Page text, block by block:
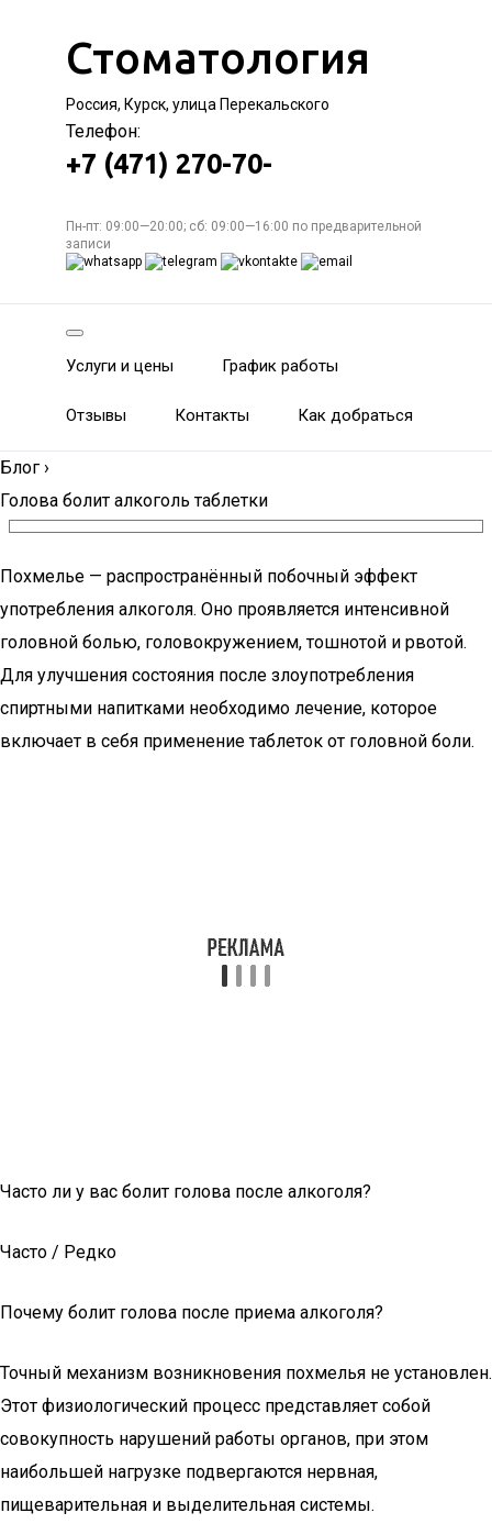
Стоматология
Россия, Курск, улица Перекальского
Телефон:
+7 (471) 270-70-
Пн-пт: 09:00—20:00; сб: 09:00—16:00 по предварительной
записи
Услуги и цены График работы
Отзывы Контакты Как добраться
Блог ›
Голова болит алкоголь таблетки
Похмелье — распространённый побочный эффект
употребления алкоголя. Оно проявляется интенсивной
головной болью, головокружением, тошнотой и рвотой.
Для улучшения состояния после злоупотребления
спиртными напитками необходимо лечение, которое
включает в себя применение таблеток от головной боли.
Часто ли у вас болит голова после алкоголя?
Часто / Редко
Почему болит голова после приема алкоголя?
Точный механизм возникновения похмелья не установлен.
Этот физиологический процесс представляет собой
совокупность нарушений работы органов, при этом
наибольшей нагрузке подвергаются нервная,
пищеварительная и выделительная системы.